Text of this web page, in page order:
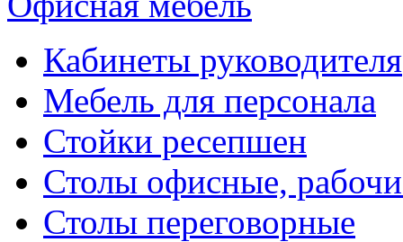
Кабинеты руководителя
Мебель для персонала
Стойки ресепшен
Столы офисные,
Столы переговорные